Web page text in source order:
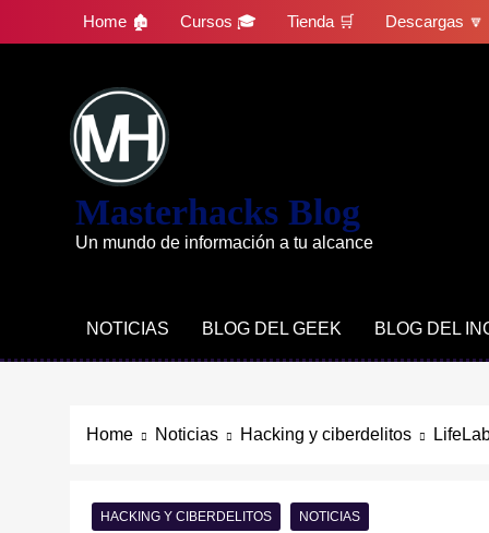
Home 🏚 Cursos 🎓 Tienda 🛒 Descargas 🔽
Masterhacks Blog
Un mundo de información a tu alcance
NOTICIAS BLOG DEL GEEK BLOG DEL
Home Noticias Hacking y ciberdelitos
HACKING Y CIBERDELITOS NOTICIAS